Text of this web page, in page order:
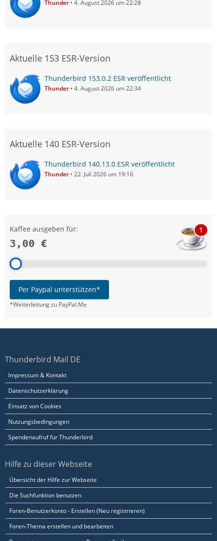
Thunder 4. August 2026 um 22:28
Aktuelle 153 ESR-Version
Thunderbird 153.0.2 ESR veröffentlicht
Thunder 4. August 2026 um 22:34
Aktuelle 140 ESR-Version
Thunderbird 140.13.0 ESR veröffentlicht
Thunder 22. Juli 2026 um 19:16
Kaffee ausgeben für:
3,00 €
1
Per Paypal unterstützen*
*Weiterleitung zu PayPal.Me
Thunderbird Mail DE
Impressum & Kontakt
Datenschutzerklärung
Einsatz von Cookies
Nutzungsbedingungen
Spendenaufruf für Thunderbird
Hilfe zu dieser Webseite
Übersicht der Hilfe zur Webseite
Die Suchfunktion benutzen
Foren-Benutzerkonto - Erstellen (Neu registrieren)
Foren-Thema erstellen und bearbeiten